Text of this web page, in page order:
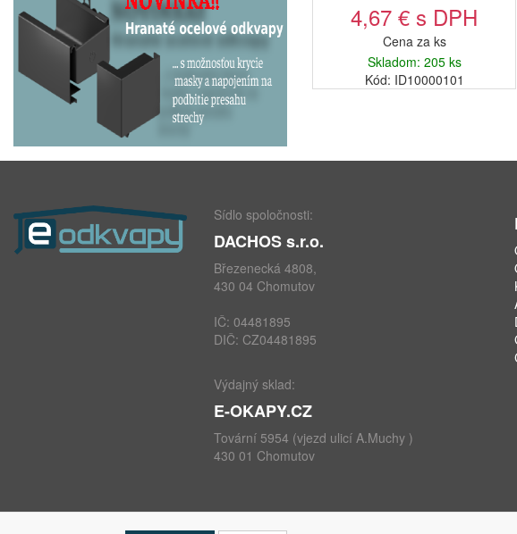
4,67 € s DPH
Cena za ks
Skladom: 205 ks
Kód: ID10000101
Sídlo spoločnosti:
DACHOS s.r.o.
Březenecká 4808,
430 04 Chomutov
IČ: 04481895
DIČ: CZ04481895
Výdajný sklad:
E-OKAPY.CZ
Tovární 5954 (vjezd ulicí A.Muchy )
430 01 Chomutov